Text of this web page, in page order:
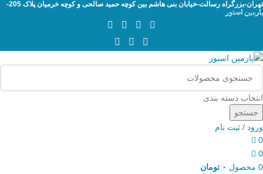
Skip to navigation
تهران-بزرگراه رسالت-خیابان بنی هاشم بین کوچه حمید صالحی و کوچه خرمیان پلاک 205-
پارمین استور
انتخاب دسته بندی
جستجو
ورود / ثبت نام
0
0
0 محصول ۰ تومان